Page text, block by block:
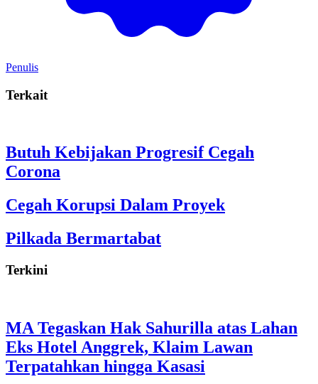
Penulis
Terkait
Butuh Kebijakan Progresif Cegah
Corona
Cegah Korupsi Dalam Proyek
Pilkada Bermartabat
Terkini
MA Tegaskan Hak Sahurilla atas Lahan
Eks Hotel Anggrek, Klaim Lawan
Terpatahkan hingga Kasasi